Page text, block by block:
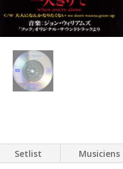
Setlist Musiciens